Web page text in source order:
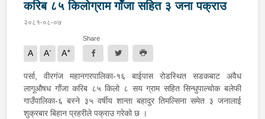
करिब ८५ किलोग्राम गाँजा सहित ३ जना पक्राउ
२०८१-०८-०७
A A- A+
Share
पर्सा, वीरगंज महानगरपालिका-१६ बाईपास रोडस्थित सडकबाट अवैध
लागूऔषध गाँजा करिब ८५ किलो ८ सय ग्राम सहित सिन्धुपाल्चोक बलेफी
गाउँपालिका-६ बस्ने ३५ वर्षीय शान्ता बहादुर तिमल्सिना समेत ३ जनालाई
शुक्रबार बिहान प्रहरीले पक्राउ गरेको छ ।